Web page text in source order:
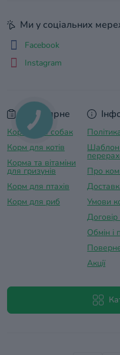
Популярне
Корма для собак
Корм для котів
Корма та вітаміни
для гризунів
Корм для птахів
Корм для риб
Шаблон
Про
Умови
Обмін і
Акції
Ми у соціальних
Facebook
Instagram